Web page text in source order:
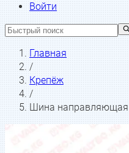
Войти
Главная
/
Крепёж
/
Шина направляющая